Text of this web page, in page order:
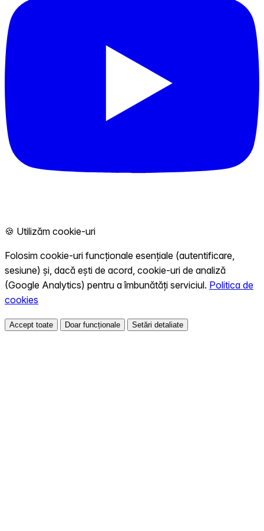
🍪 Utilizăm cookie-uri
Folosim cookie-uri funcționale esențiale (autentificare,
sesiune) și, dacă ești de acord, cookie-uri de analiză
(Google Analytics) pentru a îmbunătăți serviciul. Politica de
cookies
Accept toate Doar funcționale Setări detaliate